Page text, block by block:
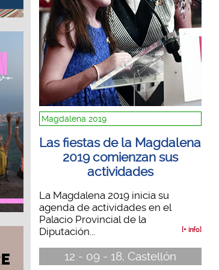
Magdalena 2019
Las fiestas de la Magdalena
2019 comienzan sus
actividades
La Magdalena 2019 inicia su
agenda de actividades en el
Palacio Provincial de la
Diputación...
[+ info]
12 - 09 - 18, Castellón